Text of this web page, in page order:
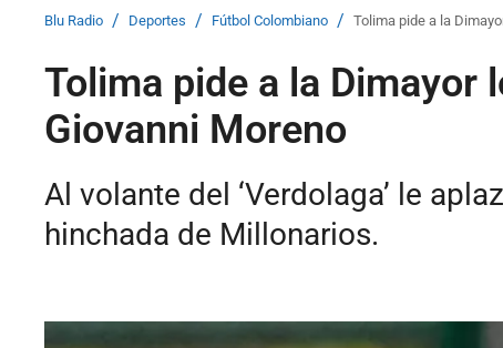
Blu Radio / Deportes / Fútbol Colombiano / Tolima pide a la
Tolima pide a la Dimayor
Giovanni Moreno
Al volante del ‘Verdolaga’ le
hinchada de Millonarios.